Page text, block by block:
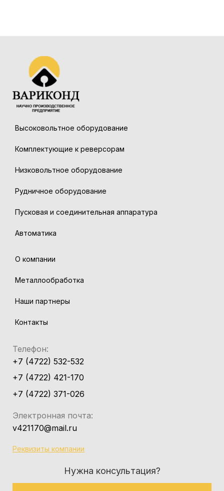
Высоковольтное оборудование
Комплектующие к реверсорам
Низковольтное оборудование
Рудничное оборудование
Пусковая и соединительная аппаратура
Автоматика
О компании
Металлообработка
Наши партнеры
Контакты
Телефон:
+7 (4722) 532-532
+7 (4722) 421-170
+7 (4722) 371-026
Электронная почта:
v421170@mail.ru
Реквизиты компании
Нужна консультация?